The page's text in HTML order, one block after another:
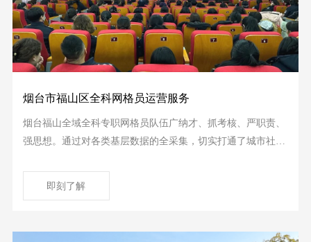
烟台市福山区全科网格员运营服务
烟台福山全域全科专职网格员队伍广纳才、抓考核、严职责、
强思想。通过对各类基层数据的全采集，切实打通了城市社区
务氛围。
即刻了解